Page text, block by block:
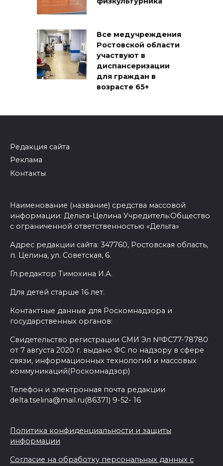
Все медучреждения
Ростовской области
участвуют в
диспансеризации
для граждан в
возрасте 65+
Редакция сайта
Реклама
Контакты
Наименование (название) средства массовой
информации: Дельта-Целина Учредитель:Общество
с ограниченной ответственностью «Дельта»
Адрес редакции сайта: 347760, Ростовская область,
п. Целина, ул. Советская, 6.
Гл.редактор Тимохина И.А.
Для детей старше 16 лет.
Контактные данные для Роскомнадзора и
государственных органов:
Свидетельство регистрации СМИ Эл №ФС77-78780
от 7 августа 2020 г. выдано ФС по надзору в сфере
связи, информационных технологий и массовых
коммуникаций(Роскомнадзор)
Телефон и электронная почта редакции
delta.tselina@mail.ru(86371) 9-52- 16
Политика конфиденциальности и защиты
информации
Согласие на обработку персональных данных с